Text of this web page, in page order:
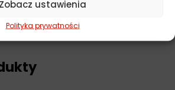
Zobacz ustawienia
Polityka prywatności